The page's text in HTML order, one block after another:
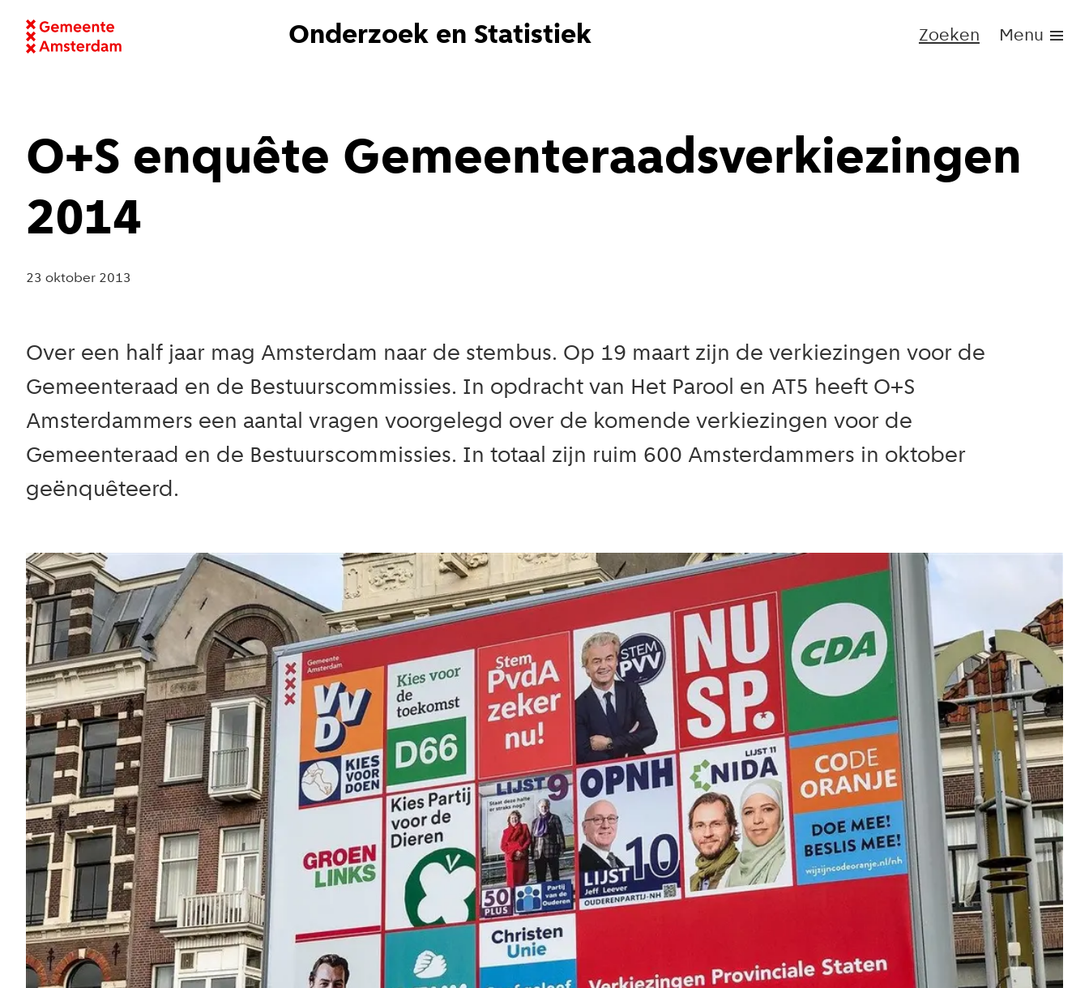
Onderzoek en Statistiek Zoeken Menu
O+S enquête Gemeenteraadsverkiezingen
2014
23 oktober 2013
Over een half jaar mag Amsterdam naar de stembus. Op 19 maart zijn de verkiezingen voor de
Gemeenteraad en de Bestuurscommissies. In opdracht van Het Parool en AT5 heeft O+S
Amsterdammers een aantal vragen voorgelegd over de komende verkiezingen voor de
Gemeenteraad en de Bestuurscommissies. In totaal zijn ruim 600 Amsterdammers in oktober
geënquêteerd.